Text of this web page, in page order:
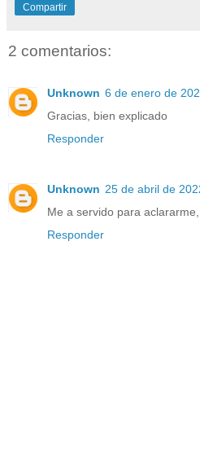
Compartir
2 comentarios:
Unknown 6 de enero de
Gracias, bien explicado
Responder
Unknown 25 de abril de
Me a servido para aclararme,
Responder